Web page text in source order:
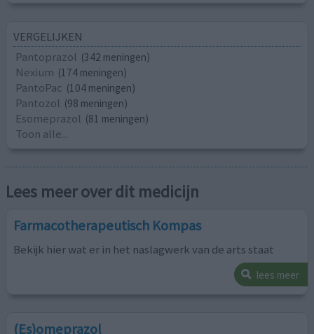
VERGELIJKEN
Pantoprazol (342 meningen)
Nexium (174 meningen)
PantoPac (104 meningen)
Pantozol (98 meningen)
Esomeprazol (81 meningen)
Toon alle...
Lees meer over dit medicijn
Farmacotherapeutisch Kompas
Bekijk hier wat er in het naslagwerk van de arts staat
lees meer
(Es)omeprazol